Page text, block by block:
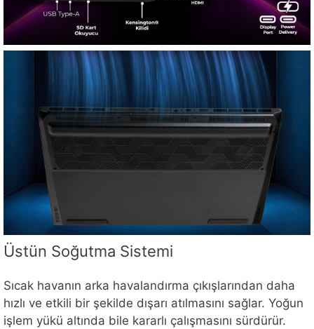
Üstün Soğutma Sistemi
Sıcak havanın arka havalandırma çıkışlarından daha
hızlı ve etkili bir şekilde dışarı atılmasını sağlar. Yoğun
işlem yükü altında bile kararlı çalışmasını sürdürür.